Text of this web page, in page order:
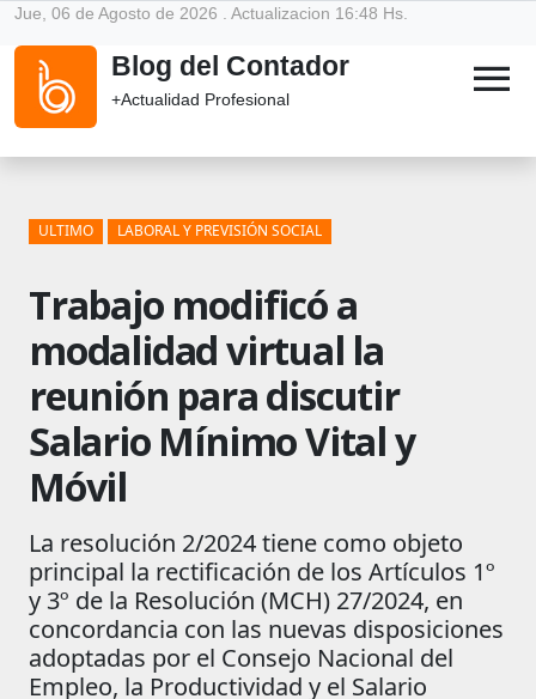
Jue, 06 de Agosto de 2026 . Actualizacion 16:48 Hs.
Blog del Contador
+Actualidad Profesional menu
ULTIMO LABORAL Y PREVISIÓN SOCIAL
Trabajo modificó a
modalidad virtual la
reunión para discutir
Salario Mínimo Vital y
Móvil
La resolución 2/2024 tiene como objeto
principal la rectificación de los Artículos 1º
y 3º de la Resolución (MCH) 27/2024, en
concordancia con las nuevas disposiciones
adoptadas por el Consejo Nacional del
Empleo, la Productividad y el Salario